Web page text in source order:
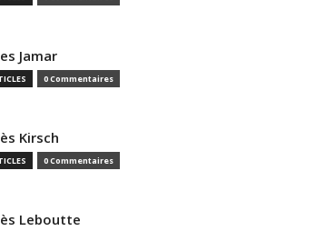
Jamar
0 Commentaires
Kirsch
0 Commentaires
Leboutte